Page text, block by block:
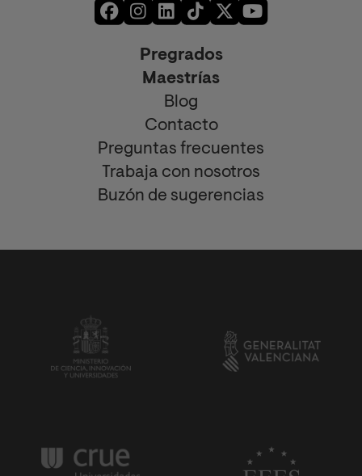
Pregrados
Maestrías
Blog
Contacto
Preguntas frecuentes
Trabaja con nosotros
Buzón de sugerencias